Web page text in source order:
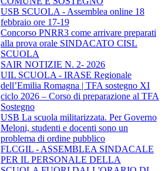
USB SCUOLA - Assemblea online 18
febbraio ore 17-19
Concorso PNRR3 come arrivare preparati
alla prova orale SINDACATO CISL
SCUOLA
SAIR NOTIZIE N. 2- 2026
UIL SCUOLA - IRASE Regionale
dell’Emilia Romagna | TFA sostegno XI
ciclo 2026 – Corso di preparazione al TFA
Sostegno
USB La scuola militarizzata. Per Governo
Meloni, studenti e docenti sono un
problema di ordine pubblico
FLCGIL - ASSEMBLEA SINDACALE
PER IL PERSONALE DELLA